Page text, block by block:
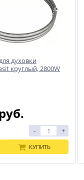
духовки
круглый, 2800W
- +
КУПИТЬ